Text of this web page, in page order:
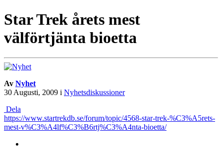
Star Trek årets mest
välförtjänta bioetta
Av Nyhet
30 Augusti, 2009 i Nyhetsdiskussioner
Dela
https://www.startrekdb.se/forum/topic/4568-star-trek-%C3%A5rets-
mest-v%C3%A4lf%C3%B6rtj%C3%A4nta-bioetta/